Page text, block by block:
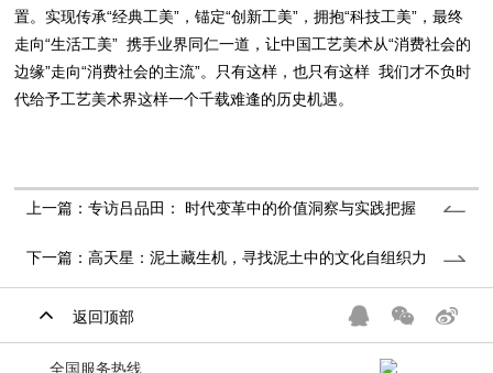
置。实现传承“经典工美”，锚定“创新工美”，拥抱“科技工美”，最终
走向“生活工美” 携手业界同仁一道，让中国工艺美术从“消费社会的
边缘”走向“消费社会的主流”。只有这样，也只有这样 我们才不负时
代给予工艺美术界这样一个千载难逢的历史机遇。
上一篇：专访吕品田： 时代变革中的价值洞察与实践把握
下一篇：高天星：泥土藏生机，寻找泥土中的文化自组织力
返回顶部
全国服务热线